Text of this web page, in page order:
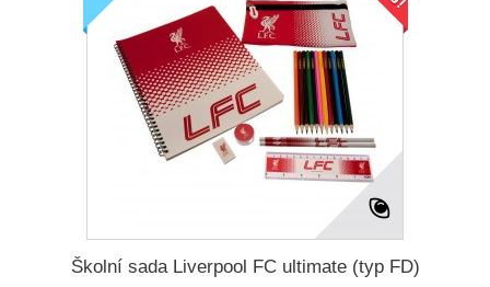
Školní sada Liverpool FC ultimate (typ FD)